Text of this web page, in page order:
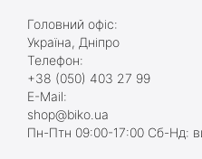
Головний офіс:
Україна, Дніпро
Телефон:
+38 (050) 403 27 99
E-Mail:
shop@biko.ua
Пн-Птн 09:00-17:00 Сб-Нд: